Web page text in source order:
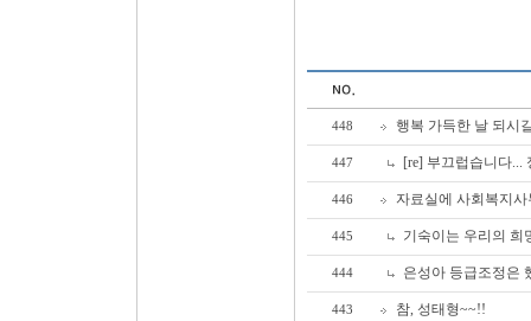
448 행복 가득한 날 되시
447 [re] 부끄럽습니다...
446 자료실에 사회복지
445 기숙이는 우리의 희
444 은성아 등급조정은
443 참, 성태형~~!!